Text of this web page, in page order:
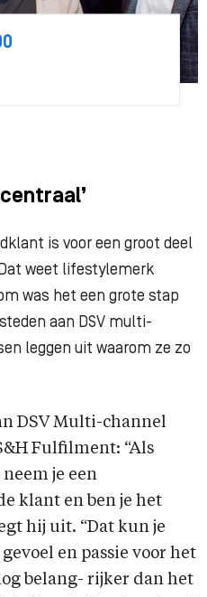
is voor een groot deel
weet lifestylemerk
was het een grote stap
aan DSV multi-
leggen uit waarom ze zo
DSV Multi-channel
Fulfilment: “Als
je een
klant en ben je het
hij uit. “Dat kun je
en passie voor het
belang- rijker dan het